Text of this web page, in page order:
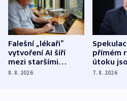
Falešní „lékaři“
vytvoření AI šíří
mezi staršími
Poláky nebezpečné
8. 8. 2026
přímém
útoku
míní
7. 8. 2026